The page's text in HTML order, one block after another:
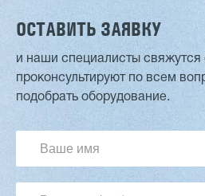
Двухсторонний шипорез
2 854 839 ₽
ОСТАВИТЬ ЗАЯВКУ
и наши специалисты свяжутся
проконсультируют по всем
подобрать оборудование.